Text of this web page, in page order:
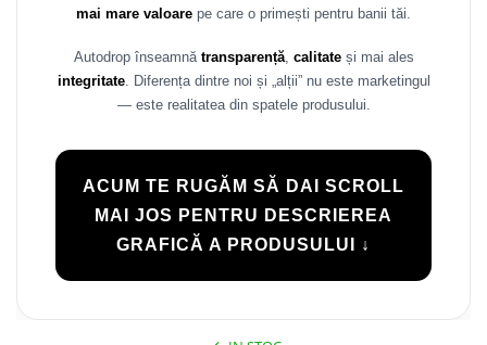
Rame adaptoare Nissan
Rame adaptoare Hyundai
Rame adaptoare Chevrolet
Rame adaptoare Mitsubishi
mai mare valoare pe care o primești pentru banii tăi.
Autodrop înseamnă transparență, calitateși mai ales
integritate. Diferența dintre noi și „alții” nu este marketingul
— este realitatea din spatele produsului.
ACUM TE RUGĂM SĂ DAI SCROLL
MAI JOS PENTRU DESCRIEREA
GRAFICĂ A PRODUSULUI ↓